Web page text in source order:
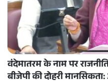
वंदेमातरम के नाम पर
बीजेपी की दोहरी